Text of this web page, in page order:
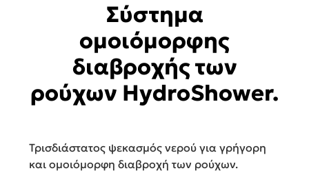
Σύστημα
ομοιόμορφης
διαβροχής των
ρούχων HydroShower.
Τρισδιάστατος ψεκασμός νερού για γρήγορη
και ομοιόμορφη διαβροχή των ρούχων.